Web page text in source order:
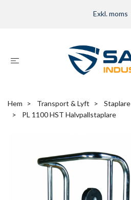
Exkl. moms
Hem Transport & Lyft Staplare
PL 1100 HST Halvpallstaplare